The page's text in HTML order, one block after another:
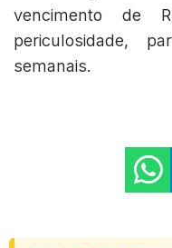
vencimento de
periculosidade,
semanais.